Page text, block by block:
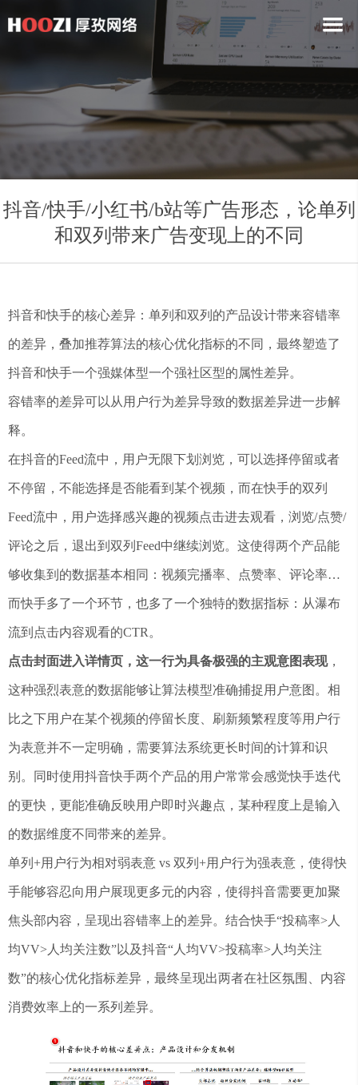
抖音/快手/小红书/b站等广告形态，论单列
和双列带来广告变现上的不同
抖音和快手的核心差异：单列和双列的产品设计带来容错率
的差异，叠加推荐算法的核心优化指标的不同，最终塑造了
抖音和快手一个强媒体型一个强社区型的属性差异。
容错率的差异可以从用户行为差异导致的数据差异进一步解
释。
在抖音的Feed流中，用户无限下划浏览，可以选择停留或者
不停留，不能选择是否能看到某个视频，而在快手的双列
Feed流中，用户选择感兴趣的视频点击进去观看，浏览/点赞/
评论之后，退出到双列Feed中继续浏览。这使得两个产品能
够收集到的数据基本相同：视频完播率、点赞率、评论率…
而快手多了一个环节，也多了一个独特的数据指标：从瀑布
流到点击内容观看的CTR。
点击封面进入详情页，这一行为具备极强的主观意图表现，
这种强烈表意的数据能够让算法模型准确捕捉用户意图。相
比之下用户在某个视频的停留长度、刷新频繁程度等用户行
为表意并不一定明确，需要算法系统更长时间的计算和识
别。同时使用抖音快手两个产品的用户常常会感觉快手迭代
的更快，更能准确反映用户即时兴趣点，某种程度上是输入
的数据维度不同带来的差异。
单列+用户行为相对弱表意 vs 双列+用户行为强表意，使得快
手能够容忍向用户展现更多元的内容，使得抖音需要更加聚
焦头部内容，呈现出容错率上的差异。结合快手“投稿率>人
均VV>人均关注数”以及抖音“人均VV>投稿率>人均关注
数”的核心优化指标差异，最终呈现出两者在社区氛围、内容
消费效率上的一系列差异。